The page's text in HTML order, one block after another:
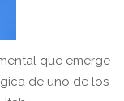
que emerge
de uno de los